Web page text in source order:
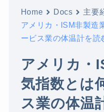
Home Docs
主要
アメリカ・ISM非製造
ービス業の体温計を読
アメリカ・
気指数とは
ス業の体温